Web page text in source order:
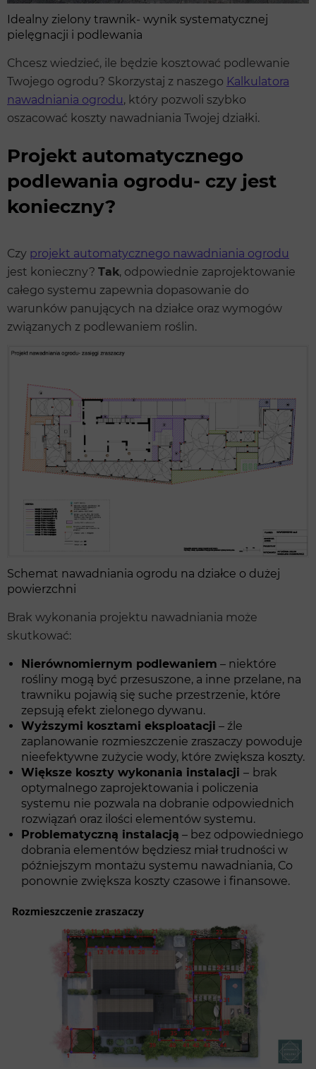
Idealny zielony trawnik- wynik systematycznej
pielęgnacji i podlewania
Chcesz wiedzieć, ile będzie kosztować podlewanie
Twojego ogrodu? Skorzystaj z naszego Kalkulatora
nawadniania ogrodu, który pozwoli szybko
oszacować koszty nawadniania Twojej działki.
Projekt automatycznego
podlewania ogrodu- czy jest
konieczny?
Czy projekt automatycznego nawadniania ogrodu
jest konieczny? Tak, odpowiednie zaprojektowanie
całego systemu zapewnia dopasowanie do
warunków panujących na działce oraz wymogów
związanych z podlewaniem roślin.
Schemat nawadniania ogrodu na działce o dużej
powierzchni
Brak wykonania projektu nawadniania może
skutkować:
Nierównomiernym podlewaniem – niektóre
rośliny mogą być przesuszone, a inne przelane, na
trawniku pojawią się suche przestrzenie, które
zepsują efekt zielonego dywanu.
Wyższymi kosztami eksploatacji – źle
zaplanowanie rozmieszczenie zraszaczy powoduje
nieefektywne zużycie wody, które zwiększa koszty.
Większe koszty wykonania instalacji – brak
optymalnego zaprojektowania i policzenia
systemu nie pozwala na dobranie odpowiednich
rozwiązań oraz ilości elementów systemu.
Problematyczną instalacją – bez odpowiedniego
dobrania elementów będziesz miał trudności w
późniejszym montażu systemu nawadniania, Co
ponownie zwiększa koszty czasowe i finansowe.